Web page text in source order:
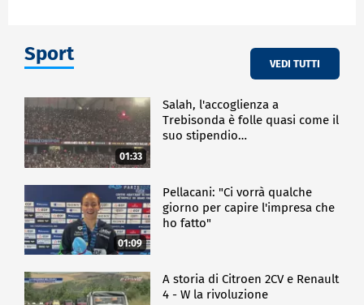
Sport VEDI TUTTI
01:33
Salah, l'accoglienza a
Trebisonda è folle quasi come il
suo stipendio…
01:09
Pellacani: "Ci vorrà qualche
giorno per capire l'impresa che
ho fatto"
A storia di Citroen 2CV e Renault
4 - W la rivoluzione